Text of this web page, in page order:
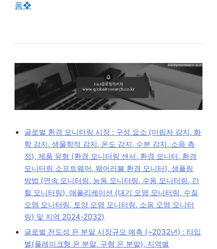
폼❖
글로벌 환경 모니터링 시장 : 구성 요소 (미립자 감지, 화
학 감지, 생물학적 감지, 온도 감지, 수분 감지, 소음 측
정), 제품 유형 (환경 모니터링 센서, 환경 모니터, 환경
모니터링 소프트웨어, 웨어러블 환경 모니터), 샘플링
방법 (연속 모니터링, 능동 모니터링, 수동 모니터링, 간
헐 모니터링), 애플리케이션 (대기 오염 모니터링, 수질
오염 모니터링, 토양 오염 모니터링, 소음 오염 모니터
링) 및 지역 2024-2032)
글로벌 전도성 은 분말 시장규모 예측 (~2032년) : 타입
별(플레이크형 은 분말, 구형 은 분말), 지역별